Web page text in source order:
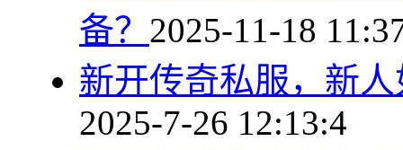
备？ 2025-11-18
新开传奇私服，新
2025-7-26 12:13:4